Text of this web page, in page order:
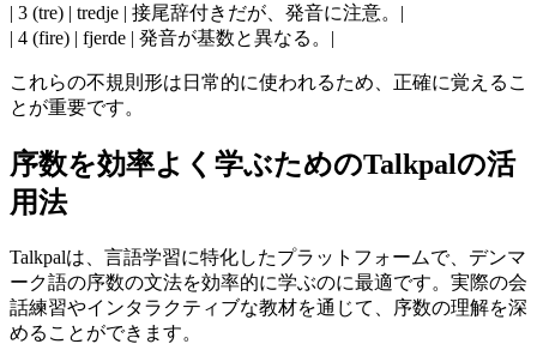
| 3 (tre) | tredje | 接尾辞付きだが、発音に注意。|
| 4 (fire) | fjerde | 発音が基数と異なる。|
これらの不規則形は日常的に使われるため、正確に覚えるこ
とが重要です。
序数を効率よく学ぶためのTalkpalの活
用法
Talkpalは、言語学習に特化したプラットフォームで、デンマ
ーク語の序数の文法を効率的に学ぶのに最適です。実際の会
話練習やインタラクティブな教材を通じて、序数の理解を深
めることができます。